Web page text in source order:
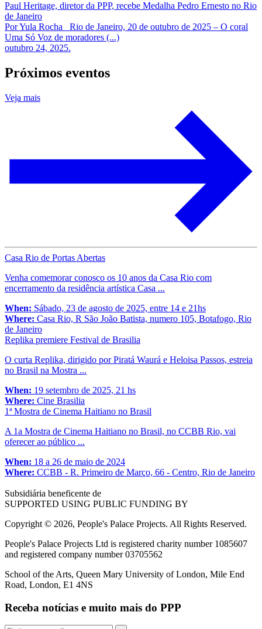
Paul Heritage, diretor da PPP, recebe Medalha Pedro Ernesto no Rio
de Janeiro
Por Yula Rocha Rio de Janeiro, 20 de outubro de 2025 – O coral
Uma Só Voz de moradores (...)
outubro 24, 2025.
Próximos eventos
Veja mais
Casa Rio de Portas Abertas
Venha comemorar conosco os 10 anos da Casa Rio com
encerramento da residência artística Casa ...
When: Sábado, 23 de agosto de 2025, entre 14 e 21hs
Where: Casa Rio, R São João Batista, numero 105, Botafogo, Rio
de Janeiro
Replika premiere Festival de Brasilia
O curta Replika, dirigido por Piratá Waurá e Heloisa Passos, estreia
no Brasil na Mostra ...
When: 19 setembro de 2025, 21 hs
Where: Cine Brasilia
1ª Mostra de Cinema Haitiano no Brasil
A 1a Mostra de Cinema Haitiano no Brasil, no CCBB Rio, vai
oferecer ao público ...
When: 18 a 26 de maio de 2024
Where: CCBB - R. Primeiro de Março, 66 - Centro, Rio de Janeiro
Subsidiária beneficente de
SUPPORTED USING PUBLIC FUNDING BY
Copyright © 2026, People's Palace Projects. All Rights Reserved.
People's Palace Projects Ltd is registered charity number 1085607
and registered company number 03705562
School of the Arts, Queen Mary University of London, Mile End
Road, London, E1 4NS
Receba notícias e muito mais do PPP